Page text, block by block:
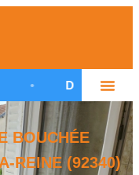
BOUCHÉE
REINE (92340)